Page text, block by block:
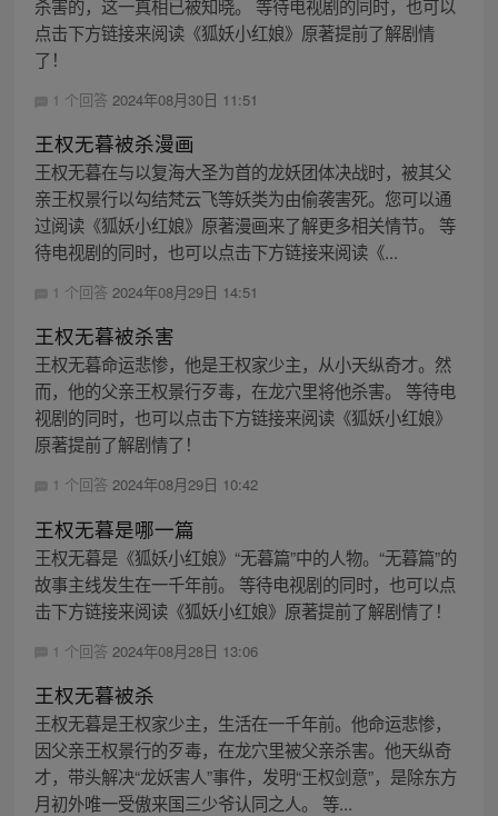
杀害的，这一真相已被知晓。 等待电视剧的同时，也可以
点击下方链接来阅读《狐妖小红娘》原著提前了解剧情
了！
1 个回答 2024年08月30日 11:51
王权无暮被杀漫画
王权无暮在与以复海大圣为首的龙妖团体决战时，被其父
亲王权景行以勾结梵云飞等妖类为由偷袭害死。您可以通
过阅读《狐妖小红娘》原著漫画来了解更多相关情节。 等
待电视剧的同时，也可以点击下方链接来阅读《...
1 个回答 2024年08月29日 14:51
王权无暮被杀害
王权无暮命运悲惨，他是王权家少主，从小天纵奇才。然
而，他的父亲王权景行歹毒，在龙穴里将他杀害。 等待电
视剧的同时，也可以点击下方链接来阅读《狐妖小红娘》
原著提前了解剧情了！
1 个回答 2024年08月29日 10:42
王权无暮是哪一篇
王权无暮是《狐妖小红娘》“无暮篇”中的人物。“无暮篇”的
故事主线发生在一千年前。 等待电视剧的同时，也可以点
击下方链接来阅读《狐妖小红娘》原著提前了解剧情了！
1 个回答 2024年08月28日 13:06
王权无暮被杀
王权无暮是王权家少主，生活在一千年前。他命运悲惨，
因父亲王权景行的歹毒，在龙穴里被父亲杀害。他天纵奇
才，带头解决“龙妖害人”事件，发明“王权剑意”，是除东方
月初外唯一受傲来国三少爷认同之人。 等...